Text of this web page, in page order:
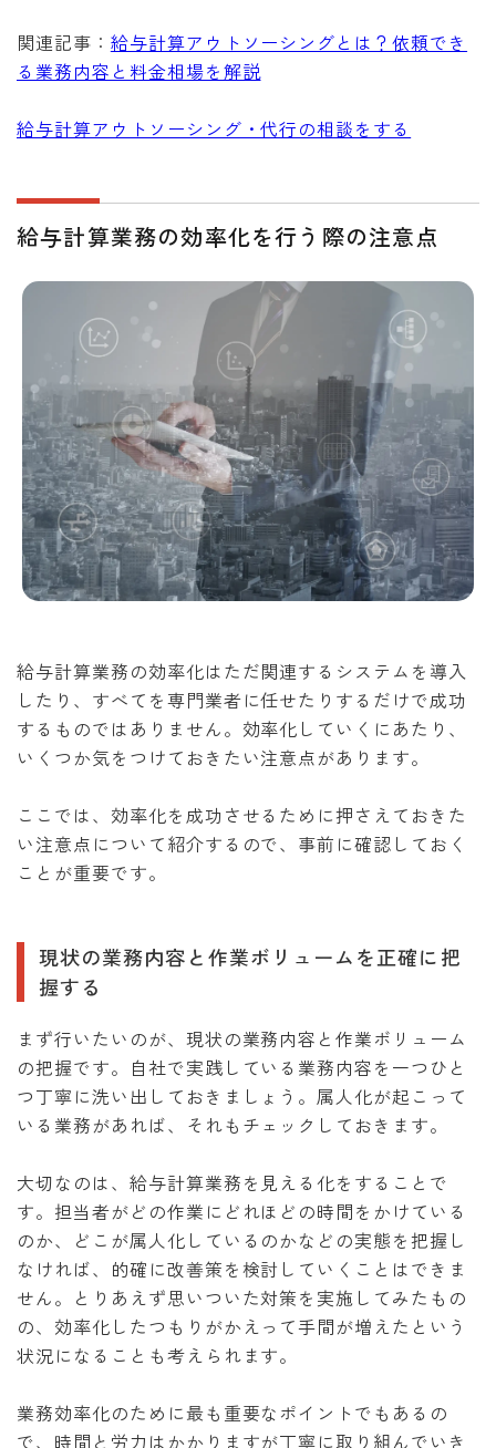
関連記事： 給与計算アウトソーシングとは？依頼でき
る業務内容と料金相場を解説
給与計算アウトソーシング・代行の相談をする
給与計算業務の効率化を行う際の注意点
給与計算業務の効率化はただ関連するシステムを導入
したり、すべてを専門業者に任せたりするだけで成功
するものではありません。効率化していくにあたり、
いくつか気をつけておきたい注意点があります。
ここでは、効率化を成功させるために押さえておきた
い注意点について紹介するので、事前に確認しておく
ことが重要です。
現状の業務内容と作業ボリュームを正確に把
握する
まず行いたいのが、現状の業務内容と作業ボリューム
の把握です。自社で実践している業務内容を一つひと
つ丁寧に洗い出しておきましょう。属人化が起こって
いる業務があれば、それもチェックしておきます。
大切なのは、給与計算業務を見える化をすることで
す。担当者がどの作業にどれほどの時間をかけている
のか、どこが属人化しているのかなどの実態を把握し
なければ、的確に改善策を検討していくことはできま
せん。とりあえず思いついた対策を実施してみたもの
の、効率化したつもりがかえって手間が増えたという
状況になることも考えられます。
業務効率化のために最も重要なポイントでもあるの
で、時間と労力はかかりますが丁寧に取り組んでいき